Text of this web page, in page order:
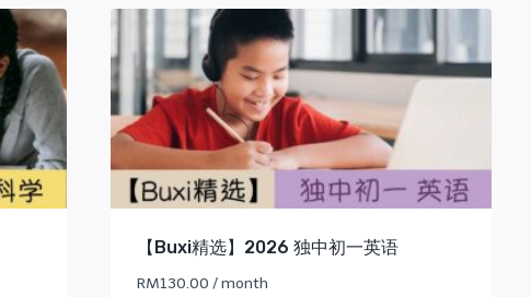
【Buxi精选】2026 独中初一英语
RM130.00 / month